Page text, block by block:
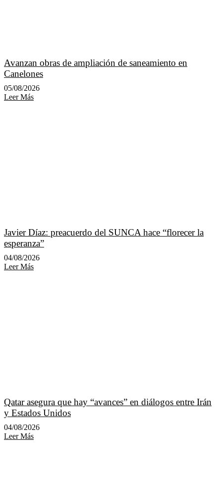
Avanzan obras de ampliación de saneamiento en
Canelones
05/08/2026
Leer Más
Javier Díaz: preacuerdo del SUNCA hace “florecer la
esperanza”
04/08/2026
Leer Más
Qatar asegura que hay “avances” en diálogos entre Irán
y Estados Unidos
04/08/2026
Leer Más